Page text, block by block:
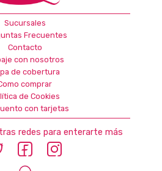
Sucursales
Frecuentes
Contacto
con nosotros
de cobertura
comprar
de Cookies
con tarjetas
redes para enterarte más